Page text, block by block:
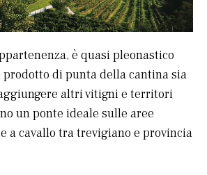
è quasi pleonastico
di punta della cantina sia
altri vitigni e territori
un ponte ideale sulle aree
a cavallo tra trevigiano e provincia